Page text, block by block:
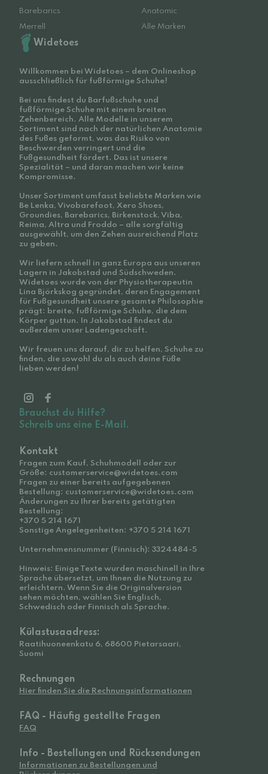
Barebarics
Anatomic
Merrell
Alle Marken
Widetoes
Willkommen bei Widetoes – dem Onlineshop
ausschließlich für fußförmige Schuhe!
Bei uns findest du Barfußschuhe und
fußförmige Schuhe mit einem breiten
Zehenbereich. Alle Modelle in unserem
Sortiment sind nach der natürlichen Anatomie
des Fußes geformt, was das Risiko von
Beschwerden verringert und die
Fußgesundheit fördert. Das ist unsere
Spezialität – und daran machen wir keine
Kompromisse.
Unser Sortiment umfasst beliebte Marken wie
Be Lenka, Vivobarefoot, Xero Shoes,
Groundies, Barebarics, Birkenstock, Viba,
Reima, Altra und Froddo – alle sorgfältig
ausgewählt, um den Zehen ausreichend Platz
zu geben.
Wir liefern schnell in ganz Europa aus unseren
Lagern in Jakobstad und Südschweden.
Widetoes wurde von der Physiotherapeutin
Lina Björkskog gegründet, deren Engagement
für Fußgesundheit unsere gesamte Philosophie
prägt: breite, fußförmige Schuhe, die dem
Körper guttun. In Jakobstad findest du
außerdem unser Ladengeschäft.
Wir freuen uns darauf, dir zu helfen, Schuhe zu
finden, die sowohl du als auch deine Füße
lieben werden!
Brauchst du Hilfe?
Schreib uns eine E-Mail.
Kontakt
Fragen zum Kauf, Schuhmodell oder zur
Größe: customerservice@widetoes.com
Fragen zu einer bereits aufgegebenen
Bestellung: customerservice@widetoes.com
Änderungen zu Ihrer bereits getätigten
Bestellung:
+370 5 214 1671
Sonstige Angelegenheiten: +370 5 214 1671
Unternehmensnummer (Finnisch): 3324484-5
Hinweis: Einige Texte wurden maschinell in Ihre
Sprache übersetzt, um Ihnen die Nutzung zu
erleichtern. Wenn Sie die Originalversion
sehen möchten, wählen Sie Englisch,
Schwedisch oder Finnisch als Sprache.
Külastusaadress:
Raatihuoneenkatu 6, 68600 Pietarsaari,
Suomi
Rechnungen
Hier finden Sie die Rechnungsinformationen
FAQ - Häufig gestellte Fragen
FAQ
Info - Bestellungen und Rücksendungen
Informationen zu Bestellungen und